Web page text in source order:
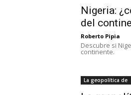
Nigeria:
del
Roberto Pipia
Descubre si
continente.
La geopolítica de